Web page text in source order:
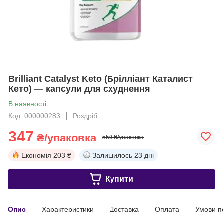
Brilliant Catalyst Keto (Брілліант Каталист
Кето) — капсули для схуднення
В наявності
Код: 000000283
Роздріб
347 ₴/упаковка 550 ₴/упаковка
Економія 203 ₴ Залишилось 23 дні
Купити
Опис Характеристики Доставка Оплата Умови